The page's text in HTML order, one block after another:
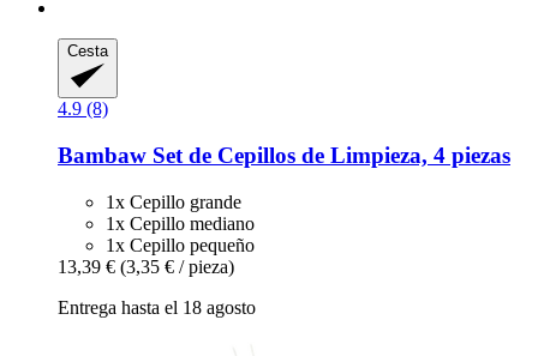
Cesta
4.9 (8)
Bambaw Set de Cepillos de Limpieza, 4 piezas
1x Cepillo grande
1x Cepillo mediano
1x Cepillo pequeño
13,39 € (3,35 € / pieza)
Entrega hasta el 18 agosto